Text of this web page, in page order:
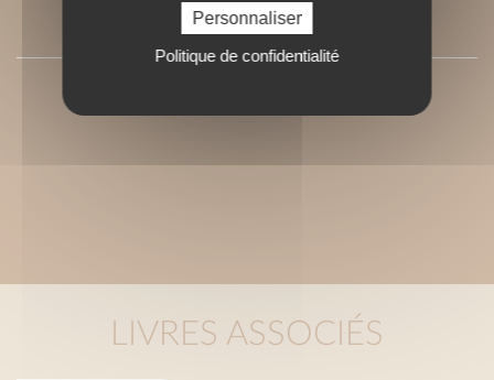
SOMMAIRE
LIVRES ASSOCIÉS
Personnaliser
Politique de confidentialité